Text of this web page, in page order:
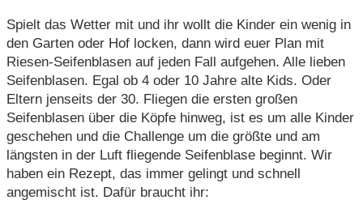
Spielt das Wetter mit und ihr wollt die Kinder ein wenig in
den Garten oder Hof locken, dann wird euer Plan mit
Riesen-Seifenblasen auf jeden Fall aufgehen. Alle lieben
Seifenblasen. Egal ob 4 oder 10 Jahre alte Kids. Oder
Eltern jenseits der 30. Fliegen die ersten großen
Seifenblasen über die Köpfe hinweg, ist es um alle Kinder
geschehen und die Challenge um die größte und am
längsten in der Luft fliegende Seifenblase beginnt. Wir
haben ein Rezept, das immer gelingt und schnell
angemischt ist. Dafür braucht ihr: